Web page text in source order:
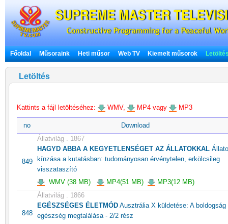
Főoldal Műsoraink Heti műsor Web TV Kiemelt műsorok
Letöltés
Kattints a fájl letöltéséhez: WMV, MP4 vagy MP3
no Download
849
Állatvilág . 1867
HAGYD ABBA A KEGYETLENSÉGET AZ ÁLLATOKKAL
kínzása a kutatásban: tudományosan érvénytelen, erkölcsileg
visszataszító
WMV (38 MB)
MP4(51 MB) MP3(12 MB)
848
Állatvilág . 1866
EGÉSZSÉGES ÉLETMÓD Ausztrália X küldetése: A boldogság
egészség megtalálása - 2/2 rész